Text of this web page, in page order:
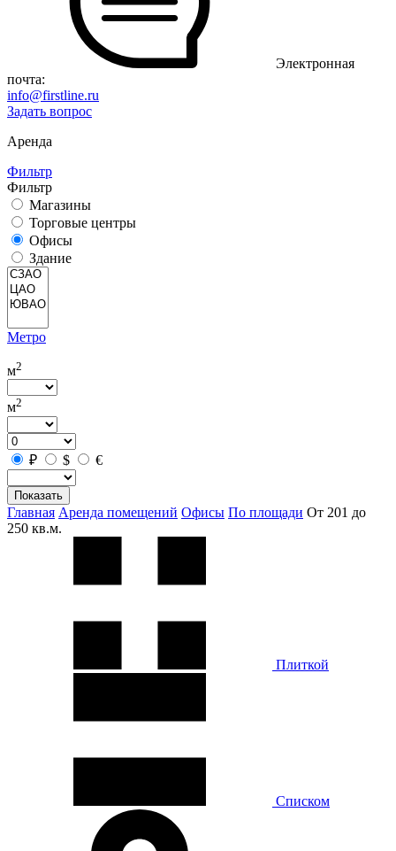
Электронная
почта:
info@firstline.ru
Задать вопрос
Аренда
Фильтр
Фильтр
Магазины
Торговые центры
Офисы
Здание
Метро
м2
м2
₽ $ €
Показать
Главная Аренда помещений Офисы По площади От 201 до
250 кв.м.
Плиткой
Списком